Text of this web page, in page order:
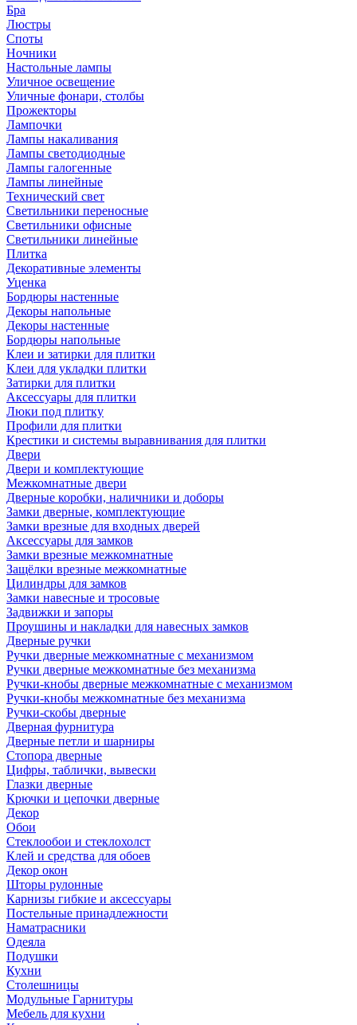
Бра
Люстры
Споты
Ночники
Настольные лампы
Уличное освещение
Уличные фонари, столбы
Прожекторы
Лампочки
Лампы накаливания
Лампы светодиодные
Лампы галогенные
Лампы линейные
Технический свет
Светильники переносные
Светильники офисные
Светильники линейные
Плитка
Декоративные элементы
Уценка
Бордюры настенные
Декоры напольные
Декоры настенные
Бордюры напольные
Клеи и затирки для плитки
Клеи для укладки плитки
Затирки для плитки
Аксессуары для плитки
Люки под плитку
Профили для плитки
Крестики и системы выравнивания для плитки
Двери
Двери и комплектующие
Межкомнатные двери
Дверные коробки, наличники и доборы
Замки дверные, комплектующие
Замки врезные для входных дверей
Аксессуары для замков
Замки врезные межкомнатные
Защёлки врезные межкомнатные
Цилиндры для замков
Замки навесные и тросовые
Задвижки и запоры
Проушины и накладки для навесных замков
Дверные ручки
Ручки дверные межкомнатные с механизмом
Ручки дверные межкомнатные без механизма
Ручки-кнобы дверные межкомнатные с механизмом
Ручки-кнобы межкомнатные без механизма
Ручки-скобы дверные
Дверная фурнитура
Дверные петли и шарниры
Стопора дверные
Цифры, таблички, вывески
Глазки дверные
Крючки и цепочки дверные
Декор
Обои
Стеклообои и стеклохолст
Клей и средства для обоев
Декор окон
Шторы рулонные
Карнизы гибкие и аксессуары
Постельные принадлежности
Наматрасники
Одеяла
Подушки
Кухни
Столешницы
Модульные Гарнитуры
Мебель для кухни